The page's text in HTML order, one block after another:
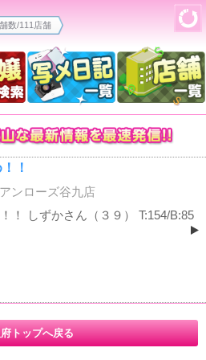
数/111店舗
！
ンローズ谷九店
！ しずかさん（３９） T:154/B:85
トップへ戻る